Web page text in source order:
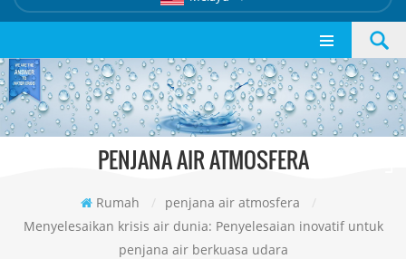
PENJANA AIR ATMOSFERA
Rumah / penjana air atmosfera
/
Menyelesaikan krisis air dunia: Penyelesaian inovatif untuk
penjana air berkuasa udara